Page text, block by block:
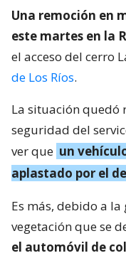
Una remoción en
este martes en la
el acceso del cerro
de Los Ríos.
La situación quedó
seguridad del
ver que un
aplastado por el
Es más, debido a
vegetación que se
el automóvil de